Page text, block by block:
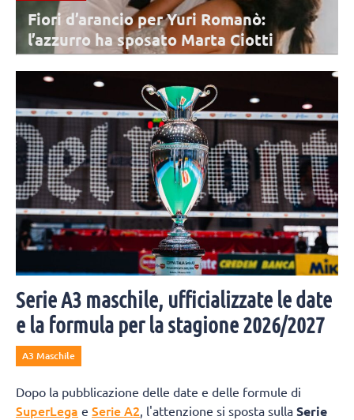
per Yuri Romanò:
Marta Ciotti
Moltissimi i colleghi e amici invitati alla
Conegliano,
step del 2026/
stagionale
atletica. Subito disponibili
Serie A3 maschile, ufficializzate le date
e la formula per la stagione 2026/2027
A3 Maschile
Dopo la pubblicazione delle date e delle formule di
SuperLega e Serie A2 , l'attenzione si sposta sulla Serie